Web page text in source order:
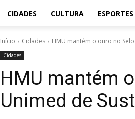
CIDADES CULTURA ESPORTES
Início Cidades HMU mantém o ouro no
Cidades
HMU mantém
Unimed de